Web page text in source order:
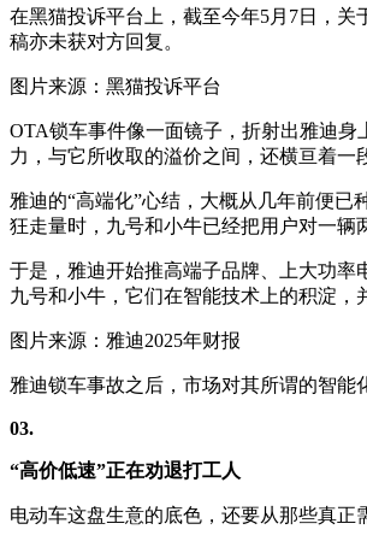
在黑猫投诉平台上，截至今年5月7日，
稿亦未获对方回复。
图片来源：黑猫投诉平台
OTA锁车事件像一面镜子，折射出雅迪身
力，与它所收取的溢价之间，还横亘着一
雅迪的“高端化”心结，大概从几年前便
狂走量时，九号和小牛已经把用户对一辆
于是，雅迪开始推高端子品牌、上大功率
九号和小牛，它们在智能技术上的积淀，
图片来源：雅迪2025年财报
雅迪锁车事故之后，市场对其所谓的智能
03.
“高价低速”正在劝退打工人
电动车这盘生意的底色，还要从那些真正